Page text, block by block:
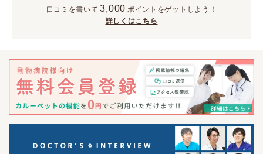
口コミを書いて 3,000 ポイント をゲットしよう！
詳しくはこちら